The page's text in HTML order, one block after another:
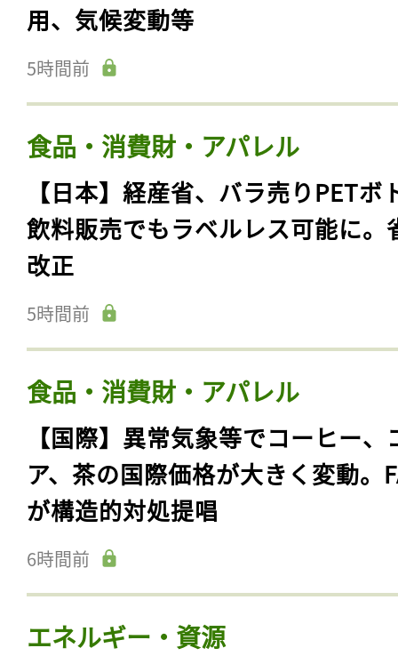
用、気候変動等
5時間前
食品・消費財・アパレル
【日本】経産省、バラ売りPETボ
飲料販売でもラベルレス可能に。
改正
5時間前
食品・消費財・アパレル
【国際】異常気象等でコーヒー、
ア、茶の国際価格が大きく変動。
が構造的対処提唱
6時間前
エネルギー・資源